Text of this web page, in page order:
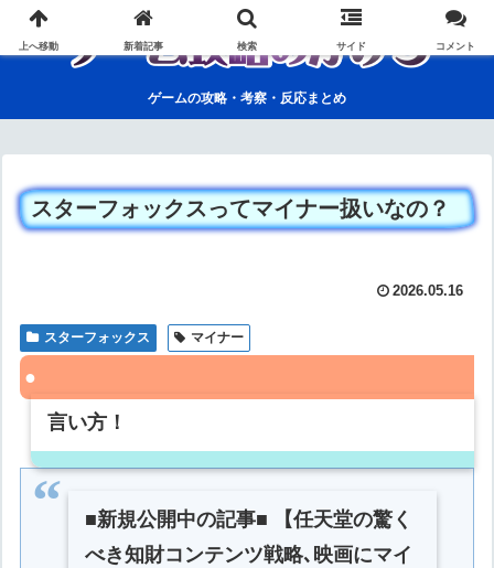
ゲームの攻略・考察・反応まとめ
スターフォックスってマイナー扱いなの？
2026.05.16
スターフォックス マイナー
言い方！
■新規公開中の記事■ 【任天堂の驚く
べき知財コンテンツ戦略､映画にマイ
上へ移動 新着記事 検索 サイド コメント